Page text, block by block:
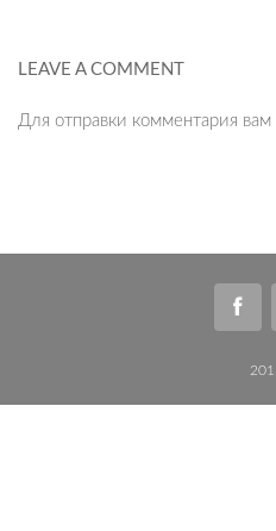
LEAVE A COMMENT
Для отправки комментария